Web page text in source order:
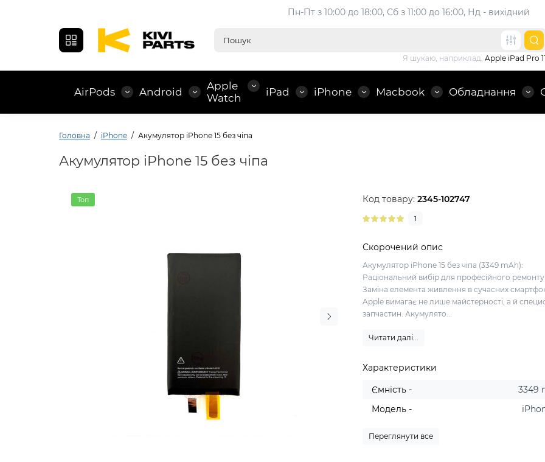
Пн-Пт з 10:00 до 18:00, Сб з 11:00 до 16:00, Нд - вихідний
Я шукаю, наприклад, Apple iPad Pro 11
AirPods Android
Apple
Watch
iPad iPhone Macbook Обладнання
Головна iPhone Акумулятор iPhone 15 без чіпа
Акумулятор iPhone 15 без чіпа
Топ Код товару:2345-102747
1
Скорочений опис
Акумулятор iPhone 15 без чіпа (3349 mAh):
Раціональний вибір для професійного ремонту
Заміна елемента живлення в сучасних
Apple вимагає не лише майстерності, а й
запчастин. Акумулято...
Читати далі...
Характеристики
Ємність -
3349
Модель -
Переглянути все